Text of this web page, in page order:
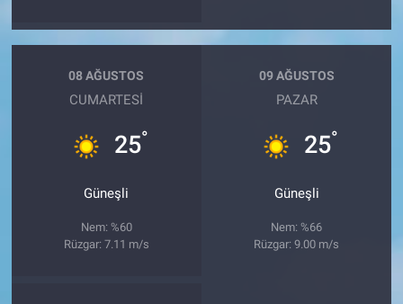
08 AĞUSTOS
CUMARTESI
25°
Güneşli
Nem: %60
Rüzgar: 7.11 m/s
09 AĞUSTOS
PAZAR
25°
Güneşli
Nem: %66
Rüzgar: 9.00 m/s